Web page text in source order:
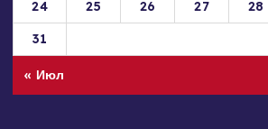
17
18 19 20 21
24
31